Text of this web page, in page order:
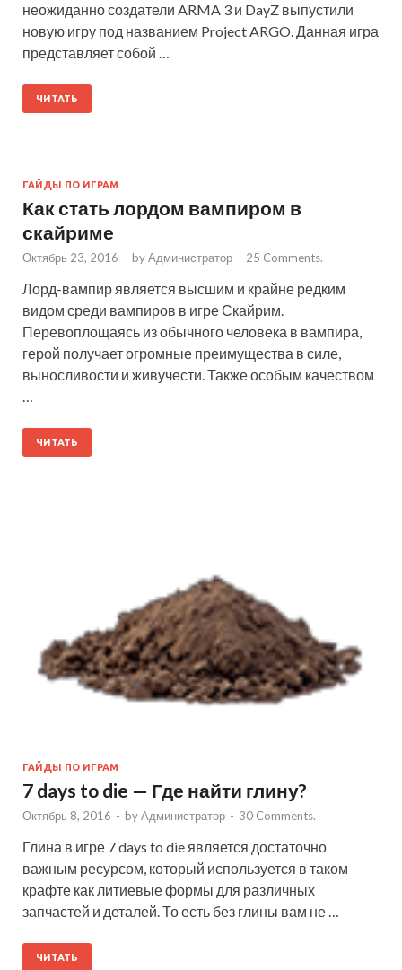
неожиданно создатели ARMA 3 и DayZ выпустили
новую игру под названием Project ARGO. Данная игра
представляет собой …
ЧИТАТЬ
ГАЙДЫ ПО ИГРАМ
Как стать лордом вампиром в
скайриме
Октябрь 23, 2016 - byАдминистратор - 25 Comments.
Лорд-вампир является высшим и крайне редким
видом среди вампиров в игре Скайрим.
Перевоплощаясь из обычного человека в вампира,
герой получает огромные преимущества в силе,
выносливости и живучести. Также особым качеством
…
ЧИТАТЬ
ГАЙДЫ ПО ИГРАМ
7 days to die — Где найти глину?
Октябрь 8, 2016 - byАдминистратор - 30 Comments.
Глина в игре 7 days to die является достаточно
важным ресурсом, который используется в таком
крафте как литиевые формы для различных
запчастей и деталей. То есть без глины вам не …
ЧИТАТЬ